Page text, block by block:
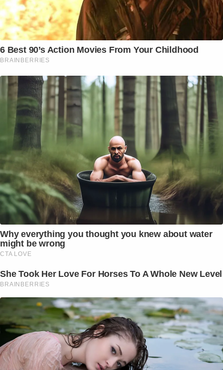
6 Best 90’s Action Movies From Your Childhood
BRAINBERRIES
Why everything you thought you knew about water
might be wrong
CTA LOVE
She Took Her Love For Horses To A Whole New Level
BRAINBERRIES